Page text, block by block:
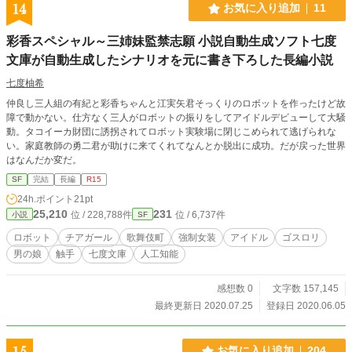
14 お気に入り追加 11
彩香スペシャル～三姉妹監禁志願 小説自動生成ソフト七度
文庫が自動生成したシナリオを元に書き下ろした長編小説
七度柚希
仲良し三人組の有紀と彩香ちゃんと江実矢君そっくりのロボットを作ったけど故
障で動かない。仕方なく三人がロボットの振りをしてアイドルデビューして大騒
動。タコイーカ財団に誘拐されてロボット実験場に閉じこめられて逃げられな
い。家庭教師の勇二君が助けに来てくれてなんとか脱出に成功。だが戻った世界
はなんだか変だ。
SF 完結 長編 R15
24h.ポイント 21pt
小説 25,210 位 / 228,788件 SF 231 位 / 6,737件
ロボット チアガール 歌舞伎町 強制女装 アイドル
ゴスロリ
男の娘
触手 七度文庫 人工知能
感想数 0
文字数 157,145
最終更新日 2020.07.25
登録日 2020.06.05